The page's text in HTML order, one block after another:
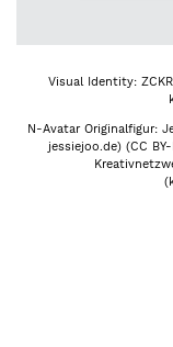
Visual Identity:
N-Avatar Originalfigur:
jessiejoo.de) (CC